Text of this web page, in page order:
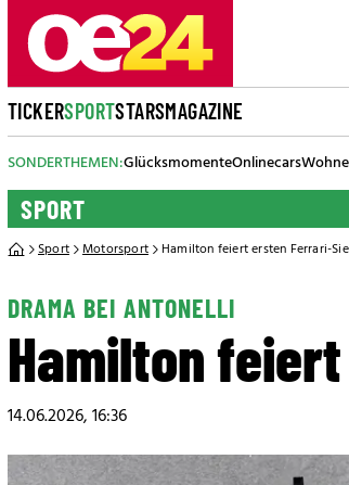
TICKERSPORTSTARSMAGAZINE
SONDERTHEMEN:GlücksmomenteOnlinecars
SPORT
Sport Motorsport Hamilton feiert ersten Ferrari-
DRAMA BEI ANTONELLI
Hamilton
14.06.2026, 16:36